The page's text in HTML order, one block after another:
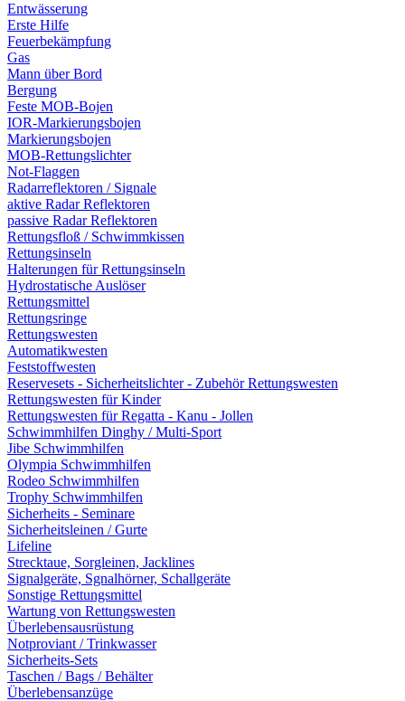
Entwässerung
Erste Hilfe
Feuerbekämpfung
Gas
Mann über Bord
Bergung
Feste MOB-Bojen
IOR-Markierungsbojen
Markierungsbojen
MOB-Rettungslichter
Not-Flaggen
Radarreflektoren / Signale
aktive Radar Reflektoren
passive Radar Reflektoren
Rettungsfloß / Schwimmkissen
Rettungsinseln
Halterungen für Rettungsinseln
Hydrostatische Auslöser
Rettungsmittel
Rettungsringe
Rettungswesten
Automatikwesten
Feststoffwesten
Reservesets - Sicherheitslichter - Zubehör Rettungswesten
Rettungswesten für Kinder
Rettungswesten für Regatta - Kanu - Jollen
Schwimmhilfen Dinghy / Multi-Sport
Jibe Schwimmhilfen
Olympia Schwimmhilfen
Rodeo Schwimmhilfen
Trophy Schwimmhilfen
Sicherheits - Seminare
Sicherheitsleinen / Gurte
Lifeline
Strecktaue, Sorgleinen, Jacklines
Signalgeräte, Sgnalhörner, Schallgeräte
Sonstige Rettungsmittel
Wartung von Rettungswesten
Überlebensausrüstung
Notproviant / Trinkwasser
Sicherheits-Sets
Taschen / Bags / Behälter
Überlebensanzüge